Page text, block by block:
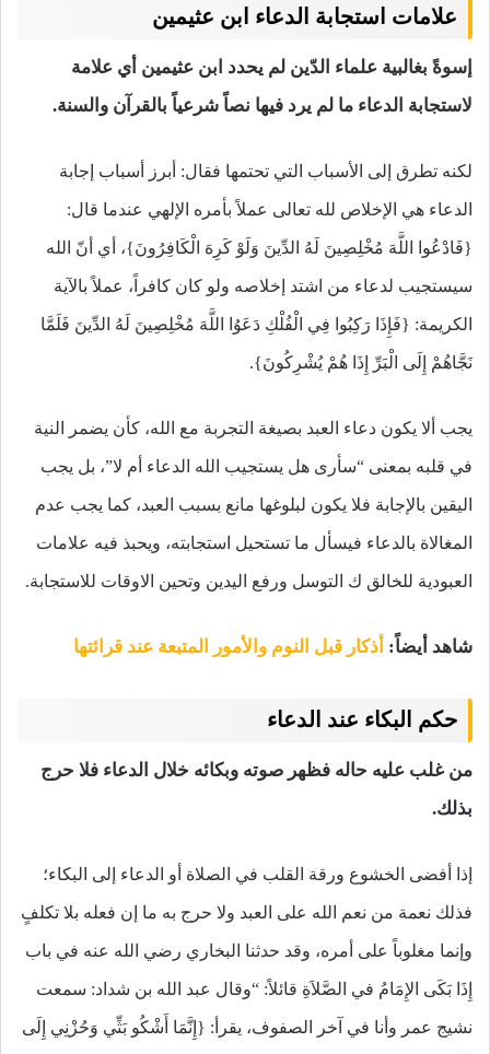
علامات استجابة الدعاء ابن عثيمين
إسوةً بغالبية علماء الدّين لم يحدد ابن عثيمين أي علامة
لاستجابة الدعاء ما لم يرد فيها نصاً شرعياً بالقرآن والسنة.
لكنه تطرق إلى الأسباب التي تحتمها فقال: أبرز أسباب إجابة
الدعاء هي الإخلاص لله تعالى عملاً بأمره الإلهي عندما قال:
{فَادْعُوا اللَّهَ مُخْلِصِينَ لَهُ الدِّينَ وَلَوْ كَرِهَ الْكَافِرُونَ}، أي أنّ الله
سيستجيب لدعاء من اشتد إخلاصه ولو كان كافراً، عملاً بالآية
الكريمة: {فَإِذَا رَكِبُوا فِي الْفُلْكِ دَعَوُا اللَّهَ مُخْلِصِينَ لَهُ الدِّينَ فَلَمَّا
نَجَّاهُمْ إِلَى الْبَرِّ إِذَا هُمْ يُشْرِكُونَ}.
يجب ألا يكون دعاء العبد بصيغة التجربة مع الله، كأن يضمر النية
في قلبه بمعنى “سأرى هل يستجيب الله الدعاء أم لا”، بل يجب
اليقين بالإجابة فلا يكون لبلوغها مانع بسبب العبد، كما يجب عدم
المغالاة بالدعاء فيسأل ما تستحيل استجابته، ويحبذ فيه علامات
العبودية للخالق ك التوسل ورفع اليدين وتحين الاوقات للاستجابة.
شاهد أيضاً: أذكار قبل النوم والأمور المتبعة عند قرائتها
حكم البكاء عند الدعاء
من غلب عليه حاله فظهر صوته وبكائه خلال الدعاء فلا حرج
بذلك.
إذا أفضى الخشوع ورقة القلب في الصلاة أو الدعاء إلى البكاء؛
فذلك نعمة من نعم الله على العبد ولا حرج به ما إن فعله بلا تكلفٍ
وإنما مغلوباً على أمره، وقد حدثنا البخاري رضي الله عنه في باب
إِذَا بَكَى الإِمَامُ في الصَّلاَةِ قائلاً: “وقال عبد الله بن شداد: سمعت
نشيج عمر وأنا في آخر الصفوف، يقرأ: {إِنَّمَا أَشْكُو بَثِّي وَحُزْنِي إِلَى